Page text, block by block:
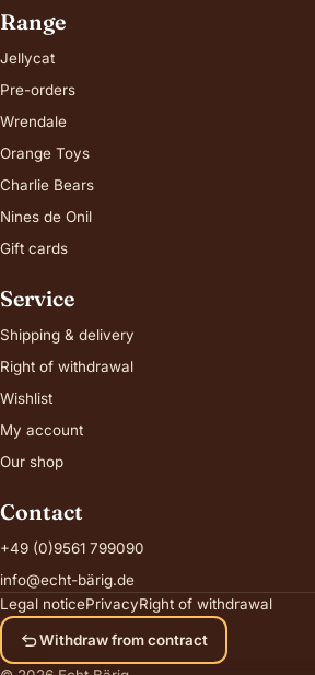
Range
Jellycat
Pre-orders
Wrendale
Orange Toys
Charlie Bears
Nines de Onil
Gift cards
Service
Shipping & delivery
Right of withdrawal
Wishlist
My account
Our shop
Contact
+49 (0)9561 799090
info@echt-bärig.de
Legal noticePrivacyRight of withdrawal
Withdraw from contract